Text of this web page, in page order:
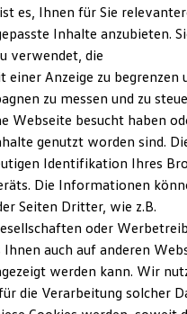
und Updates
ID.
es, Ihnen für Sie
Inhalte anzubieten.
verwendet, die
einer Anzeige zu begrenzen
zu messen und zu
Webseite besucht haben
genutzt worden sind.
Identifikation Ihres
Die Informationen
Seiten Dritter, wie z.B.
oder
auch auf anderen
werden kann. Wir
die Verarbeitung solcher